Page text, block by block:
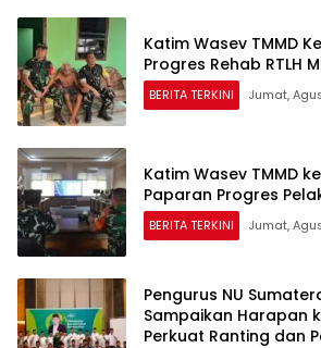
Katim Wasev TMMD
Progres Rehab RTLH
BERITA TERKINI Jumat,
Katim Wasev TMMD
Paparan Progres
BERITA TERKINI Jumat,
Pengurus NU
Sampaikan Harapan
Perkuat Ranting dan